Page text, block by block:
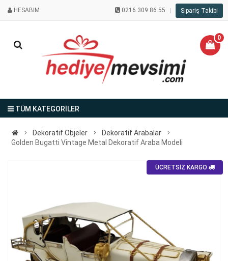
HESABIM 0216 309 86 55 Sipariş Takibi
0
TÜM KATEGORİLER
Dekoratif Objeler
Dekoratif Arabalar
Golden Bugatti Vintage Metal Dekoratif Araba Modeli
ÜCRETSİZ KARGO